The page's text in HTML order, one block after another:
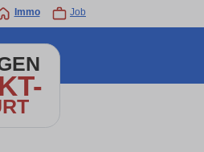
Immo Job